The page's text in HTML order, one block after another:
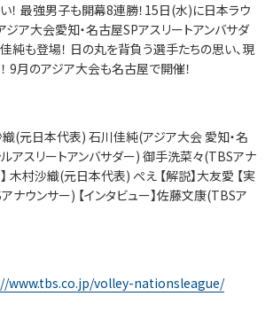
！ 最強男子も開幕8連勝！15日(水)に日本ラウ
ジア大会愛知・名古屋SPアスリートアンバサダ
純も登場！ 日の丸を背負う選手たちの思い、現
9月のアジア大会も名古屋で開催！
織(元日本代表) 石川佳純(アジア大会 愛知・名
アスリートアンバサダー) 御手洗菜々(TBSアナ
木村沙織(元日本代表) ぺえ 【解説】大友愛 【実
ナウンサー) 【インタビュー】佐藤文康(TBSア
www.tbs.co.jp/volley-nationsleague/